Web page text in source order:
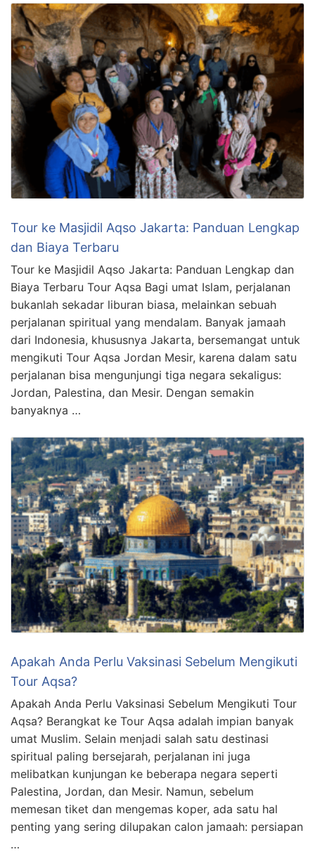
Tour ke Masjidil Aqso Jakarta: Panduan Lengkap
dan Biaya Terbaru
Tour ke Masjidil Aqso Jakarta: Panduan Lengkap dan
Biaya Terbaru Tour Aqsa Bagi umat Islam, perjalanan
bukanlah sekadar liburan biasa, melainkan sebuah
perjalanan spiritual yang mendalam. Banyak jamaah
dari Indonesia, khususnya Jakarta, bersemangat untuk
mengikuti Tour Aqsa Jordan Mesir, karena dalam satu
perjalanan bisa mengunjungi tiga negara sekaligus:
Jordan, Palestina, dan Mesir. Dengan semakin
banyaknya …
Apakah Anda Perlu Vaksinasi Sebelum Mengikuti
Tour Aqsa?
Apakah Anda Perlu Vaksinasi Sebelum Mengikuti Tour
Aqsa? Berangkat ke Tour Aqsa adalah impian banyak
umat Muslim. Selain menjadi salah satu destinasi
spiritual paling bersejarah, perjalanan ini juga
melibatkan kunjungan ke beberapa negara seperti
Palestina, Jordan, dan Mesir. Namun, sebelum
memesan tiket dan mengemas koper, ada satu hal
penting yang sering dilupakan calon jamaah: persiapan
…